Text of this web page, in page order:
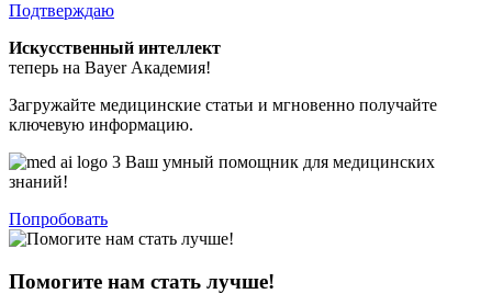
Подтверждаю
Искусственный интеллект
теперь на Bayer Академия!
Загружайте медицинские статьи и мгновенно получайте
ключевую информацию.
Ваш умный помощник для медицинских
знаний!
Попробовать
Помогите нам стать лучше!